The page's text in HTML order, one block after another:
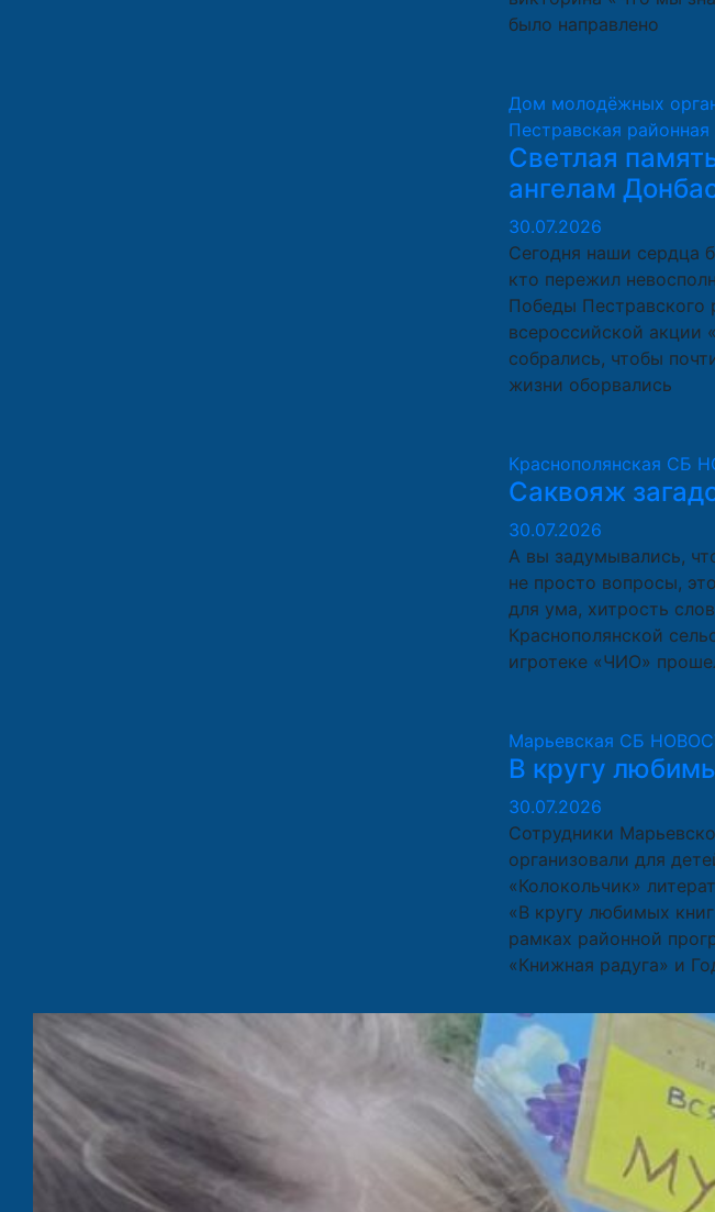
было направлено
Дом молодёжных
Пестравская
Светлая
ангелам
30.07.2026
Сегодня наши сердца
кто пережил
Победы Пестравского
всероссийской акции
собрались, чтобы
жизни оборвались
Краснополянская СБ
Саквояж
30.07.2026
А вы задумывались,
не просто вопросы,
для ума, хитрость
Краснополянской
игротеке «ЧИО»
Марьевская СБ
В кругу
30.07.2026
Сотрудники
организовали для
«Колокольчик»
«В кругу любимых
рамках районной
«Книжная радуга» и